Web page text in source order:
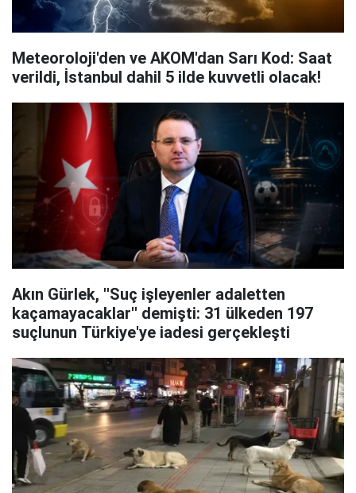
Meteoroloji'den ve AKOM'dan Sarı Kod: Saat
verildi, İstanbul dahil 5 ilde kuvvetli olacak!
Akın Gürlek, ''Suç işleyenler adaletten
kaçamayacaklar'' demişti: 31 ülkeden 197
suçlunun Türkiye'ye iadesi gerçekleşti